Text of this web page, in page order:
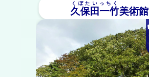
久保田一竹
くぼたいっちく
美術館